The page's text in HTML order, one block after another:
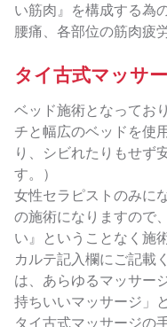
い筋肉』を構成する為
腰痛、各部位の筋肉疲
タイ古式マッサ
ベッド施術となってお
チと幅広のベッドを使
り、シビれたりもせず
す。）
女性セラピストのみに
の施術になりますので
い』ということなく施
カルテ記入欄にご記載
は、あらゆるマッサー
持ちいいマッサージ」